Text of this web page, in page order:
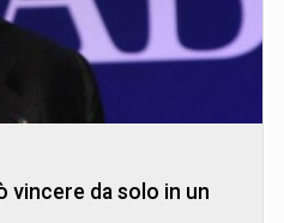
vincere da solo in un